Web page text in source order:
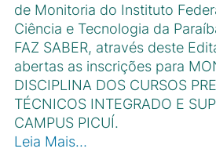
de Monitoria do Instituto
Ciência e Tecnologia da
FAZ SABER, através deste
abertas as inscrições para
DISCIPLINA DOS CURSOS
TÉCNICOS INTEGRADO E
CAMPUS PICUÍ.
Leia Mais…